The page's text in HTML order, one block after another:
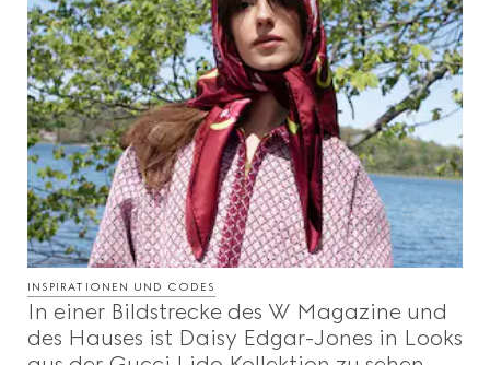
INSPIRATIONEN UND CODES
In einer Bildstrecke des W Magazine und
des Hauses ist Daisy Edgar-Jones in Looks